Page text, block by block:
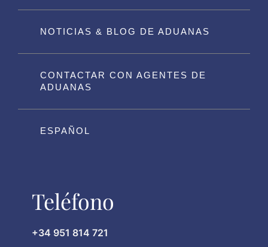
NOTICIAS & BLOG DE ADUANAS
CONTACTAR CON AGENTES DE
ADUANAS
ESPAÑOL
Teléfono
+34 951 814 721